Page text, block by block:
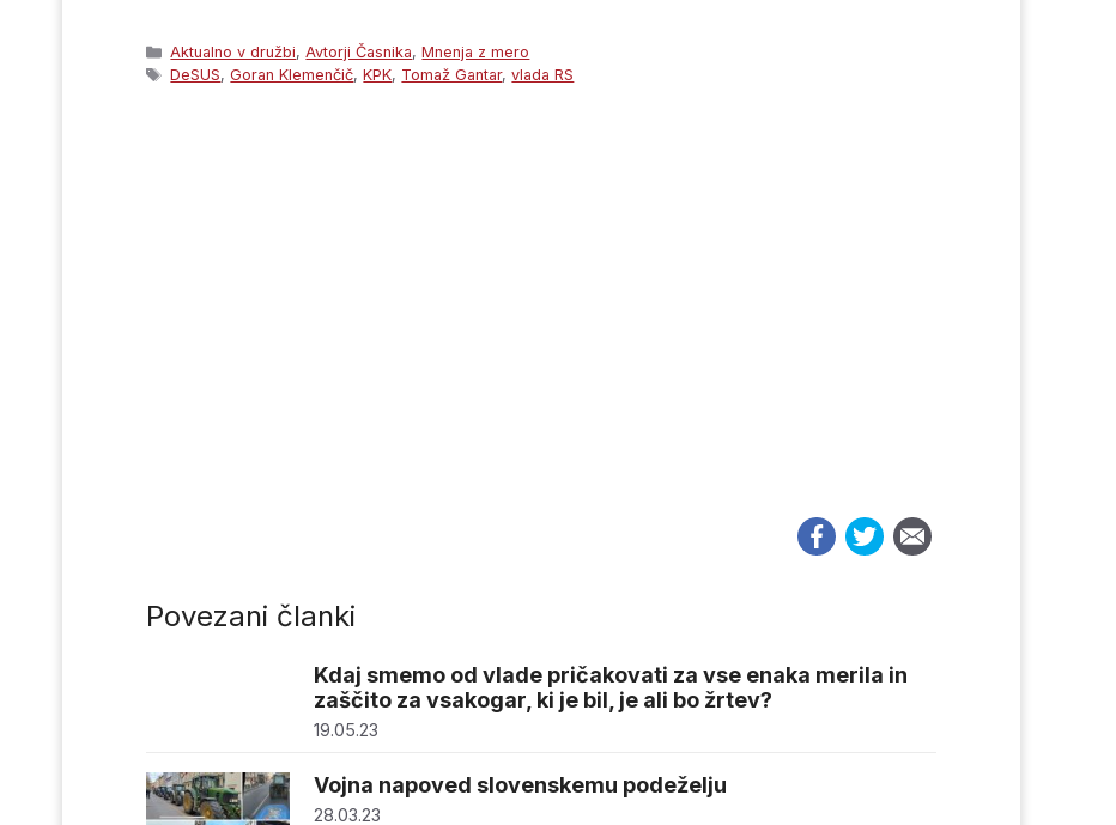
Categories
Aktualno v družbi,Avtorji Časnika,Mnenja z mero
Tags
DeSUS,Goran Klemenčič,KPK, Tomaž Gantar,vlada RS
Povezani članki
Kdaj smemo od vlade pričakovati za vse enaka merila in
zaščito za vsakogar, ki je bil, je ali bo žrtev?
19.05.23
Vojna napoved slovenskemu podeželju
28.03.23